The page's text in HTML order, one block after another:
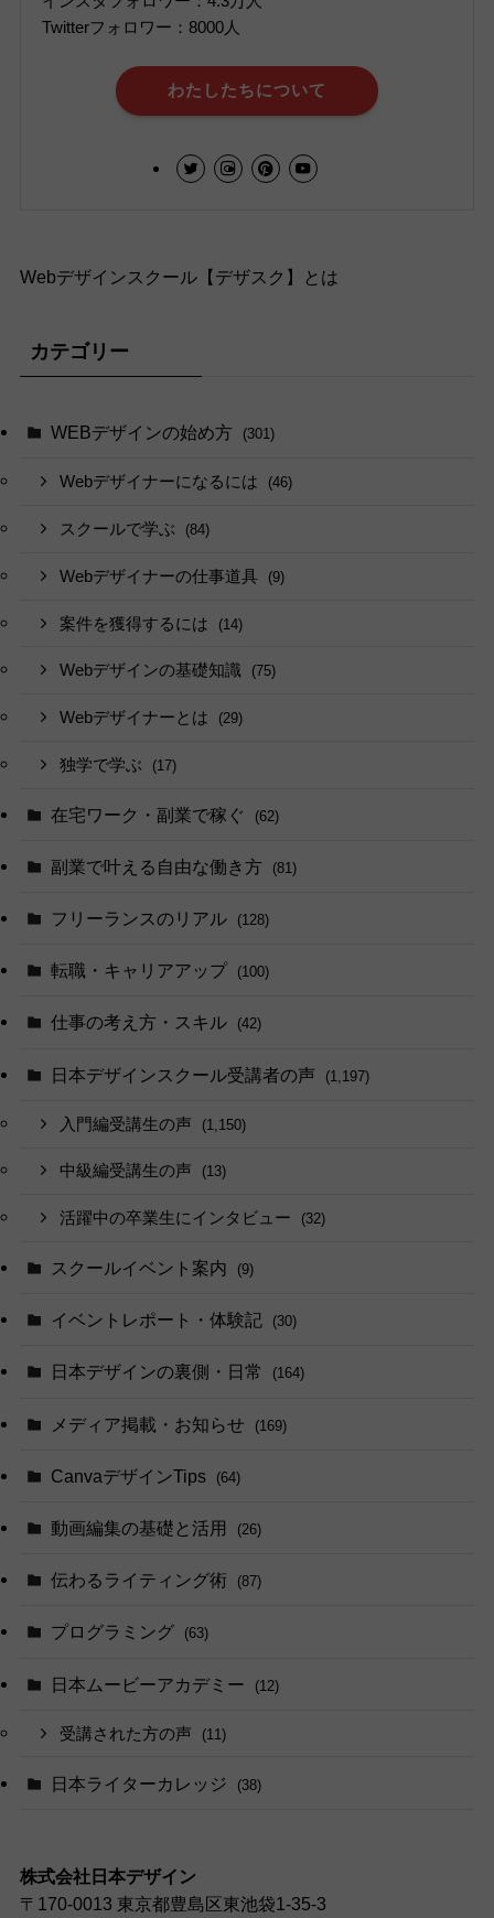
Twitterフォロワー：8000人
わたしたちについて
Webデザインスクール【デザスク】とは
カテゴリー
WEBデザインの始め方 (301)
Webデザイナーになるには (46)
スクールで学ぶ (84)
Webデザイナーの仕事道具 (9)
案件を獲得するには (14)
Webデザインの基礎知識 (75)
Webデザイナーとは (29)
独学で学ぶ (17)
在宅ワーク・副業で稼ぐ (62)
副業で叶える自由な働き方 (81)
フリーランスのリアル (128)
転職・キャリアアップ (100)
仕事の考え方・スキル (42)
日本デザインスクール受講者の声 (1,197)
入門編受講生の声 (1,150)
中級編受講生の声 (13)
活躍中の卒業生にインタビュー (32)
スクールイベント案内 (9)
イベントレポート・体験記 (30)
日本デザインの裏側・日常 (164)
メディア掲載・お知らせ (169)
CanvaデザインTips (64)
動画編集の基礎と活用 (26)
伝わるライティング術 (87)
プログラミング (63)
日本ムービーアカデミー (12)
受講された方の声 (11)
日本ライターカレッジ (38)
株式会社日本デザイン
〒170-0013 東京都豊島区東池袋1-35-3